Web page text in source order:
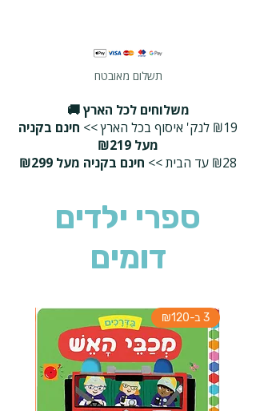
תשלום מאובטח
משלוחים לכל הארץ 🚚
₪19 לנק' איסוף בכל הארץ >>
חינם בקניה
מעל ₪219
₪28 עד הבית >>
חינם בקניה מעל ₪299
ספרי ילדים
דומים
3 ב-₪120